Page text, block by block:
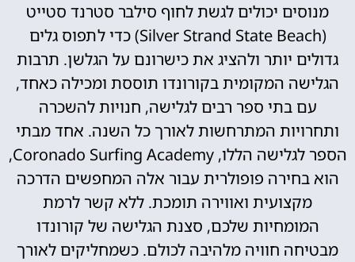
מנוסים יכולים לגשת לחוף סילבר סטרנד סטייט
(Silver Strand State Beach) כדי לתפוס גלים
גדולים יותר ולהציג את כישרונם על הגלשן. תרבות
הגלישה המקומית בקורונדו תוססת ומכילה כאחד,
עם בתי ספר רבים לגלישה, חנויות להשכרה
ותחרויות המתרחשות לאורך כל השנה. אחד מבתי
הספר לגלישה הללו, Coronado Surfing Academy,
הוא בחירה פופולרית עבור אלה המחפשים הדרכה
מקצועית ואווירה תומכת. ללא קשר לרמת
המומחיות שלכם, סצנת הגלישה של קורונדו
מבטיחה חוויה מלהיבה לכולם. כשמחליקים לאורך